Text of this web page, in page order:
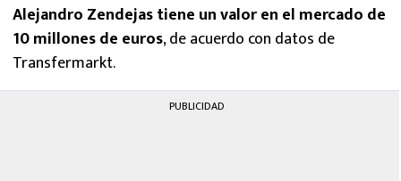
Alejandro Zendejas tiene un valor en el mercado de
10 millones de euros, de acuerdo con datos de
Transfermarkt.
PUBLICIDAD